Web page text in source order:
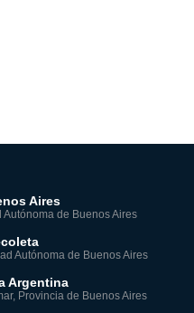
Aires
de Buenos Aires
Autónoma de Buenos Aires
Argentina
Provincia de Buenos Aires